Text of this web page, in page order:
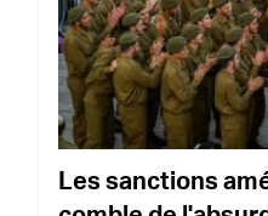
Les sanctions